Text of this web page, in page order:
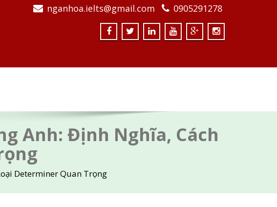
nganhoa.ielts@gmail.com 0905291278
Anh: Định Nghĩa, Cách
Determiner Quan Trọng